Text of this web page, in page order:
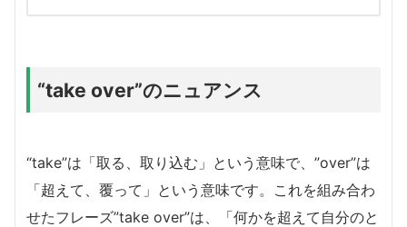
“take over”のニュアンス
“take”は「取る、取り込む」という意味で、”over”は
「超えて、覆って」という意味です。これを組み合わ
せたフレーズ”take over”は、「何かを超えて自分のと